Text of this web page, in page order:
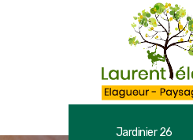
Jardinier 26